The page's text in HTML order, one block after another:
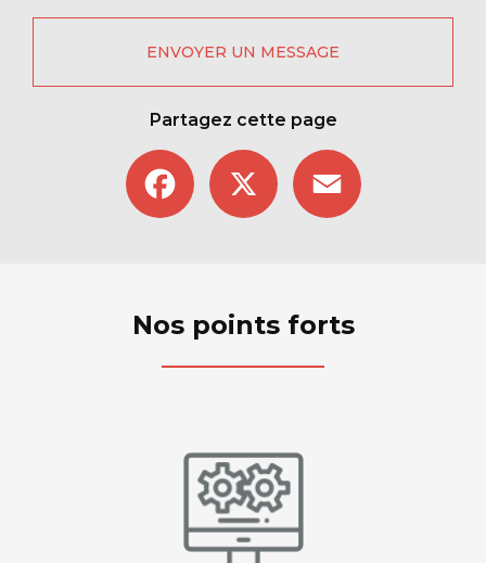
ENVOYER UN MESSAGE
Partagez cette page
Facebook
Nos points forts